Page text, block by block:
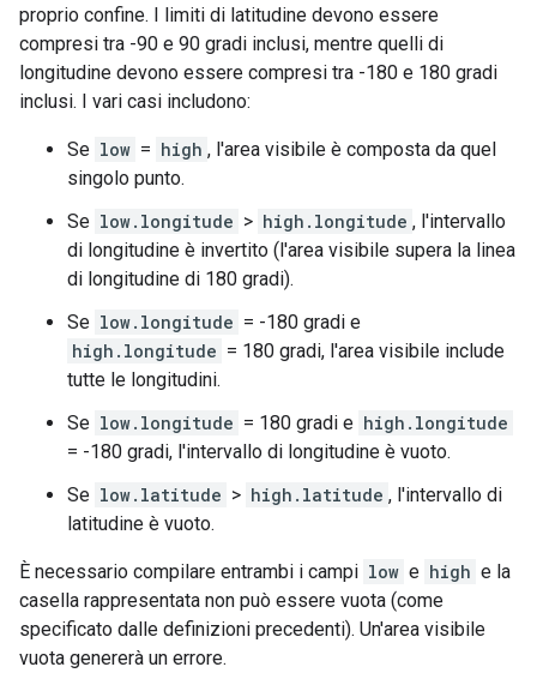
proprio confine. I limiti di latitudine devono essere
compresi tra -90 e 90 gradi inclusi, mentre quelli di
longitudine devono essere compresi tra -180 e 180 gradi
inclusi. I vari casi includono:
Se low = high , l'area visibile è composta da quel
singolo punto.
Se low.longitude > high.longitude , l'intervallo
di longitudine è invertito (l'area visibile supera la linea
di longitudine di 180 gradi).
Se low.longitude = -180 gradi e
high.longitude = 180 gradi, l'area visibile include
tutte le longitudini.
Se low.longitude = 180 gradi e high.longitude
= -180 gradi, l'intervallo di longitudine è vuoto.
Se low.latitude > high.latitude , l'intervallo di
latitudine è vuoto.
È necessario compilare entrambi i campi low e high e la
casella rappresentata non può essere vuota (come
specificato dalle definizioni precedenti). Un'area visibile
vuota genererà un errore.